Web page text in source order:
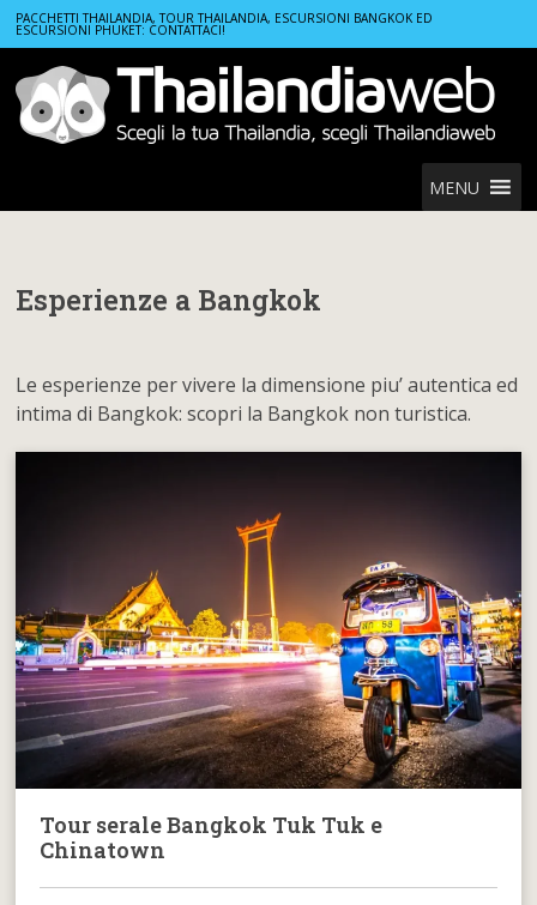
PACCHETTI THAILANDIA, TOUR THAILANDIA, ESCURSIONI BANGKOK ED
ESCURSIONI PHUKET: CONTATTACI!
MENU
Home Esperienze a Bangkok
Esperienze a Bangkok
Le esperienze per vivere la dimensione piu’ autentica ed
intima di Bangkok: scopri la Bangkok non turistica.
Tour serale Bangkok Tuk Tuk e
Chinatown